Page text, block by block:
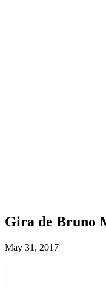
Gira de Bruno
May 31, 2017